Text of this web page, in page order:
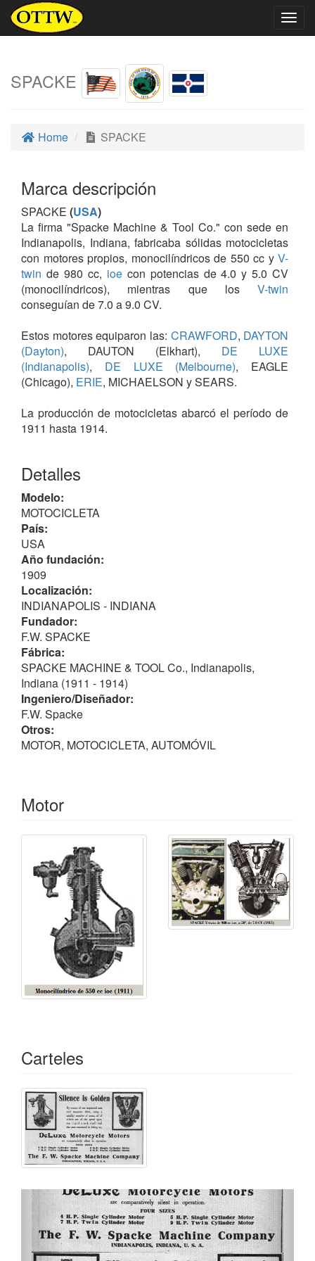
SPACKE
Home SPACKE
Marca descripción
SPACKE (USA)
La firma "Spacke Machine & Tool Co." con sede en
Indianapolis, Indiana, fabricaba sólidas motocicletas
con motores propios, monocilíndricos de 550 cc yV-
twin de 980 cc, ioecon potencias de 4.0 y 5.0 CV
(monocilíndricos), mientras que losV-twin
conseguían de 7.0 a 9.0 CV.
Estos motores equiparon las: CRAWFORD, DAYTON
(Dayton), DAUTON (Elkhart), DE LUXE
(Indianapolis), DE LUXE (Melbourne), EAGLE
(Chicago), ERIE, MICHAELSON y SEARS.
La producción de motocicletas abarcó el período de
1911 hasta 1914.
nombre BROOK-SPACKE.
Detalles
Modelo:
MOTOCICLETA
País:
USA
Año fundación:
1909
Localización:
INDIANAPOLIS - INDIANA
Fundador:
F.W. SPACKE
Fábrica:
SPACKE MACHINE & TOOL Co., Indianapolis,
Indiana (1911 - 1914)
Ingeniero/Diseñador:
F.W. Spacke
Otros:
MOTOR, MOTOCICLETA, AUTOMÓVIL
Motor
Carteles